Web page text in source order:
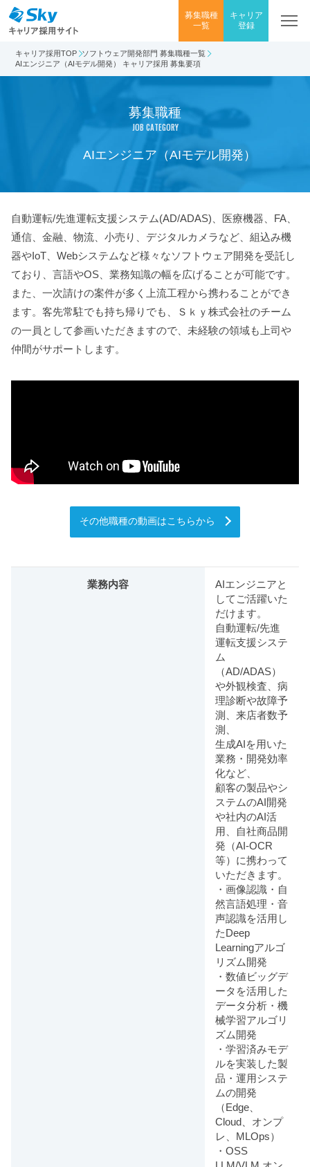
募集職種
一覧
キャリア
登録
キャリア採用TOP
ソフトウェア開発部門 募集職種一覧
AIエンジニア（AIモデル開発） キャリア採用 募集要項
募集職種
JOB CATEGORY
AIエンジニア（AIモデル開発）
自動運転/先進運転支援システム(AD/ADAS)、医療機器、FA、
通信、金融、物流、小売り、デジタルカメラなど、組込み機
器やIoT、Webシステムなど様々なソフトウェア開発を受託し
ており、言語やOS、業務知識の幅を広げることが可能です。
また、一次請けの案件が多く上流工程から携わることができ
ます。客先常駐でも持ち帰りでも、Ｓｋｙ株式会社のチーム
の一員として参画いただきますので、未経験の領域も上司や
仲間がサポートします。
その他職種の動画はこちらから
業務内容
AIエンジニアと
してご活躍いた
だけます。
自動運転/先進
運転支援システ
ム
（AD/ADAS）
や外観検査、病
理診断や故障予
測、来店者数予
測、
生成AIを用いた
業務・開発効率
化など、
顧客の製品やシ
ステムのAI開発
や社内のAI活
用、自社商品開
発（AI-OCR
等）に携わって
いただきます。
・画像認識・自
然言語処理・音
声認識を活用し
たDeep
Learningアルゴ
リズム開発
・数値ビッグデ
ータを活用した
データ分析・機
械学習アルゴリ
ズム開発
・学習済みモデ
ルを実装した製
品・運用システ
ムの開発
（Edge、
Cloud、オンプ
レ、MLOps）
・OSS